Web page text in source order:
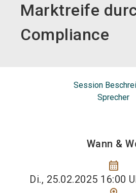
Marktreife
Compliance
Session
Sprecher
Wann &
calendar_month
Di., 25.02.2025 16:00